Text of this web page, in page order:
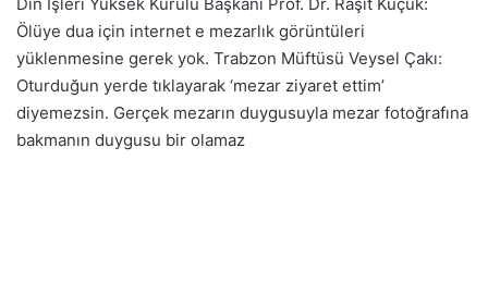
Ölüye dua için internet e mezarlık görüntüleri
yüklenmesine gerek yok. Trabzon Müftüsü Veysel Çakı:
Oturduğun yerde tıklayarak ‘mezar ziyaret ettim’
diyemezsin. Gerçek mezarın duygusuyla mezar fotoğrafına
bakmanın duygusu bir olamaz